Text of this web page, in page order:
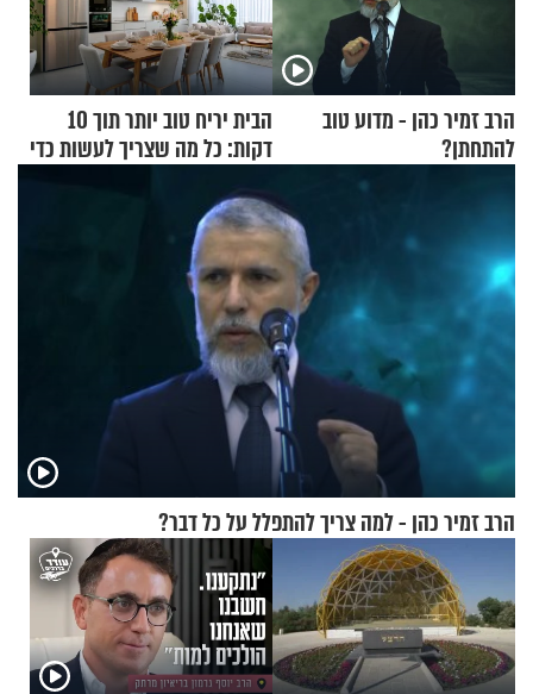
הרב זמיר כהן - מדוע טוב
להתחתן?
הבית יריח טוב יותר תוך 10
דקות: כל מה שצריך לעשות כדי
הרב זמיר כהן - למה צריך להתפלל על כל דבר?